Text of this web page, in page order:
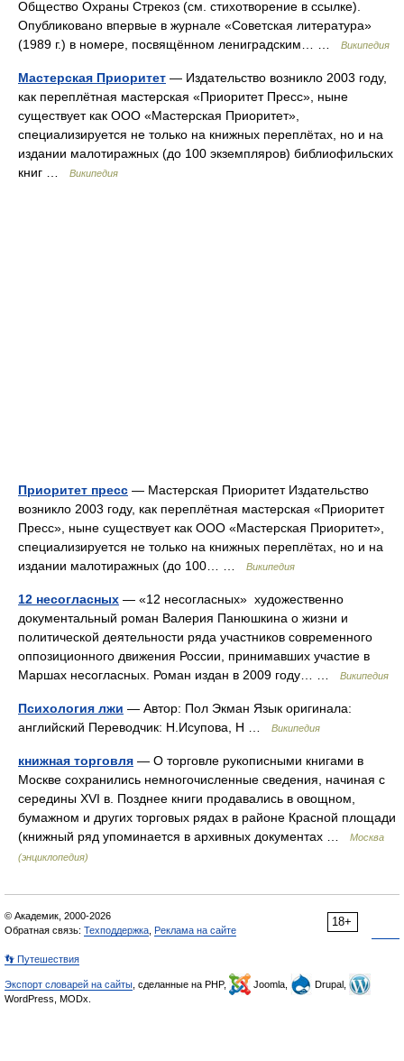
Общество Охраны Стрекоз (см. стихотворение в ссылке).
Опубликовано впервые в журнале «Советская литература»
(1989 г.) в номере, посвящённом лениградским… …
Википедия
Мастерская Приоритет — Издательство возникло 2003 году,
как переплётная мастерская «Приоритет Пресс», ныне
существует как ООО «Мастерская Приоритет»,
специализируется не только на книжных переплётах, но и на
издании малотиражных (до 100 экземпляров) библиофильских
книг …
Википедия
Приоритет пресс — Мастерская Приоритет Издательство
возникло 2003 году, как переплётная мастерская «Приоритет
Пресс», ныне существует как ООО «Мастерская Приоритет»,
специализируется не только на книжных переплётах, но и на
издании малотиражных (до 100… …
Википедия
12 несогласных — «12 несогласных» художественно
документальный роман Валерия Панюшкина о жизни и
политической деятельности ряда участников современного
оппозиционного движения России, принимавших участие в
Маршах несогласных. Роман издан в 2009 году… …
Википедия
Психология лжи — Автор: Пол Экман Язык оригинала:
английский Переводчик: Н.Исупова, Н …
Википедия
книжная торговля — О торговле рукописными книгами в
Москве сохранились немногочисленные сведения, начиная с
середины XVI в. Позднее книги продавались в овощном,
бумажном и других торговых рядах в районе Красной площади
(книжный ряд упоминается в архивных документах …
Москва
(энциклопедия)
18+
© Академик, 2000-2026
Обратная связь: Техподдержка Реклама на сайте
👣 Путешествия
Экспорт словарей на сайты , сделанные на PHP, Joomla,
Drupal,
WordPress, MODx.